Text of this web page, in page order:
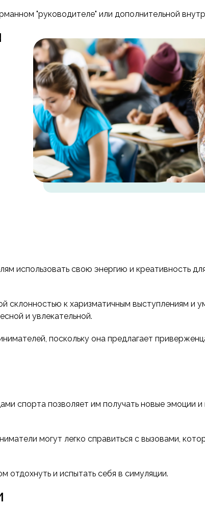
"руководителе" или дополнительной
использовать свою энергию и креативность
склонностью к харизматичным выступлениям и
и увлекательной.
поскольку она предлагает
спорта позволяет им получать новые эмоции и
могут легко справиться с вызовами,
отдохнуть и испытать себя в симуляции.